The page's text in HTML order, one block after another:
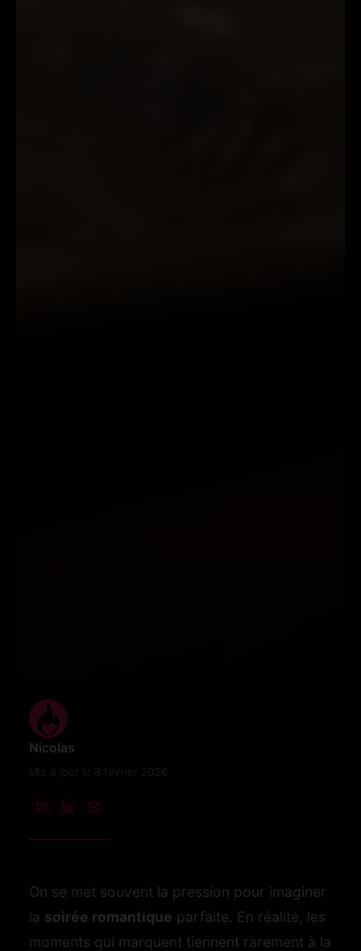
Nicolas
On se met souvent la pression pour imaginer
la soirée romantique parfaite. En réalité, les
moments qui marquent tiennent rarement à la